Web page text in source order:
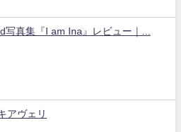
写真集『I am Ina』レビュー｜...
アヴェリ